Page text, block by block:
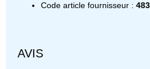
Code article fournisseur :
AVIS